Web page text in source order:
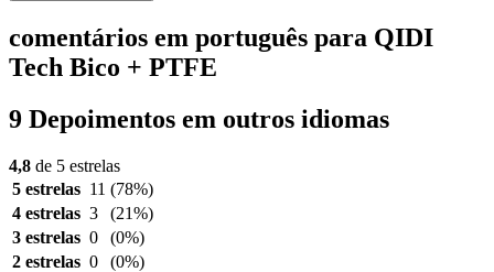
comentários em português para QIDI
Tech Bico + PTFE
9 Depoimentos em outros idiomas
4,8 de 5 estrelas
5 estrelas 11 (78%)
4 estrelas 3
(21%)
3 estrelas 0
(0%)
2 estrelas 0
(0%)